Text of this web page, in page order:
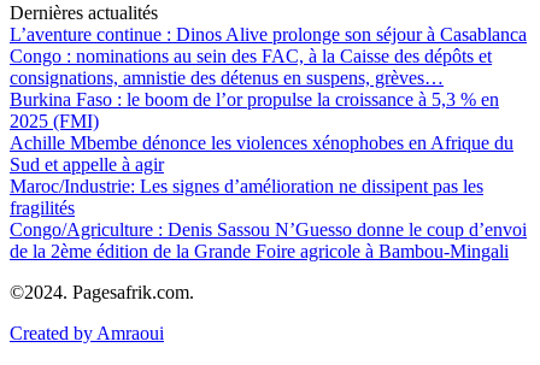
Dernières actualités
L’aventure continue : Dinos Alive prolonge son séjour à Casablanca
Congo : nominations au sein des FAC, à la Caisse des dépôts et
consignations, amnistie des détenus en suspens, grèves…
Burkina Faso : le boom de l’or propulse la croissance à 5,3 % en
2025 (FMI)
Achille Mbembe dénonce les violences xénophobes en Afrique du
Sud et appelle à agir
Maroc/Industrie: Les signes d’amélioration ne dissipent pas les
fragilités
Congo/Agriculture : Denis Sassou N’Guesso donne le coup d’envoi
de la 2ème édition de la Grande Foire agricole à Bambou-Mingali
©2024. Pagesafrik.com.
Created by Amraoui